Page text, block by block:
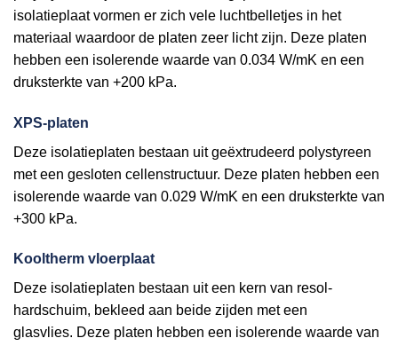
isolatieplaat vormen er zich vele luchtbelletjes in het
materiaal waardoor de platen zeer licht zijn. Deze platen
hebben een isolerende waarde van 0.034 W/mK en een
druksterkte van +200 kPa.
XPS-platen
Deze isolatieplaten bestaan uit geëxtrudeerd polystyreen
met een gesloten cellenstructuur. Deze platen hebben een
isolerende waarde van 0.029 W/mK en een druksterkte van
+300 kPa.
Kooltherm vloerplaat
Deze isolatieplaten bestaan uit een kern van resol-
hardschuim, bekleed aan beide zijden met een
glasvlies. Deze platen hebben een isolerende waarde van